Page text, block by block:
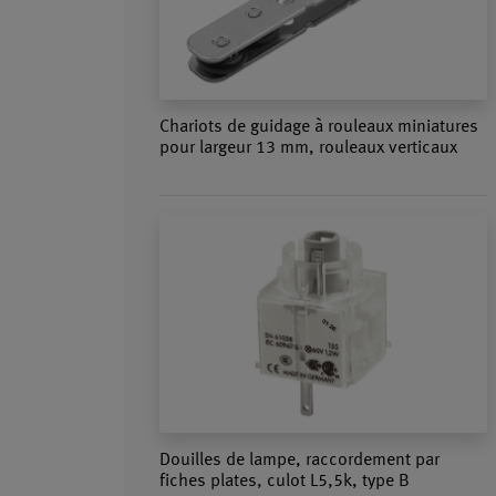
Chariots de guidage à rouleaux miniatures
pour largeur 13 mm, rouleaux verticaux
Douilles de lampe, raccordement par
fiches plates, culot L5,5k, type B